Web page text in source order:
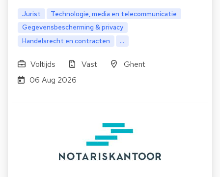
Jurist
Technologie, media en telecommunicatie
Gegevensbescherming & privacy
Handelsrecht en contracten
...
Voltijds Vast
Ghent
06 Aug 2026